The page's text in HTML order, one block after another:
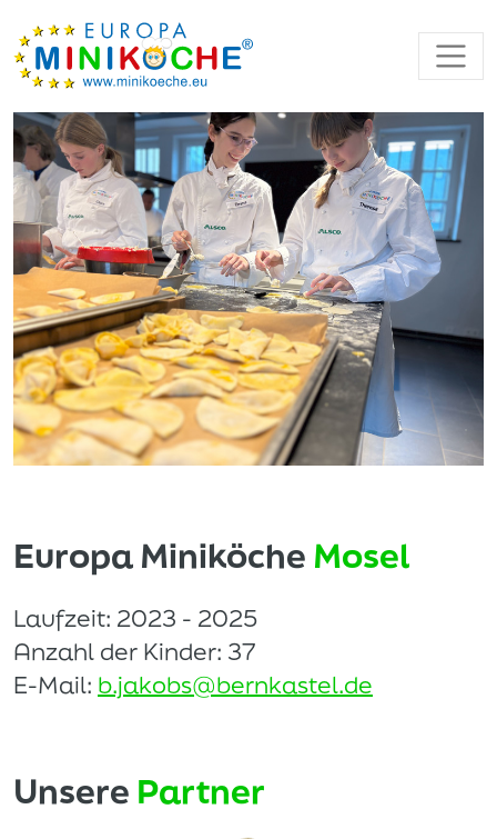
Europa Miniköche Mosel
Laufzeit: 2023 - 2025
Anzahl der Kinder: 37
E-Mail: b.jakobs@bernkastel.de
Unsere Partner